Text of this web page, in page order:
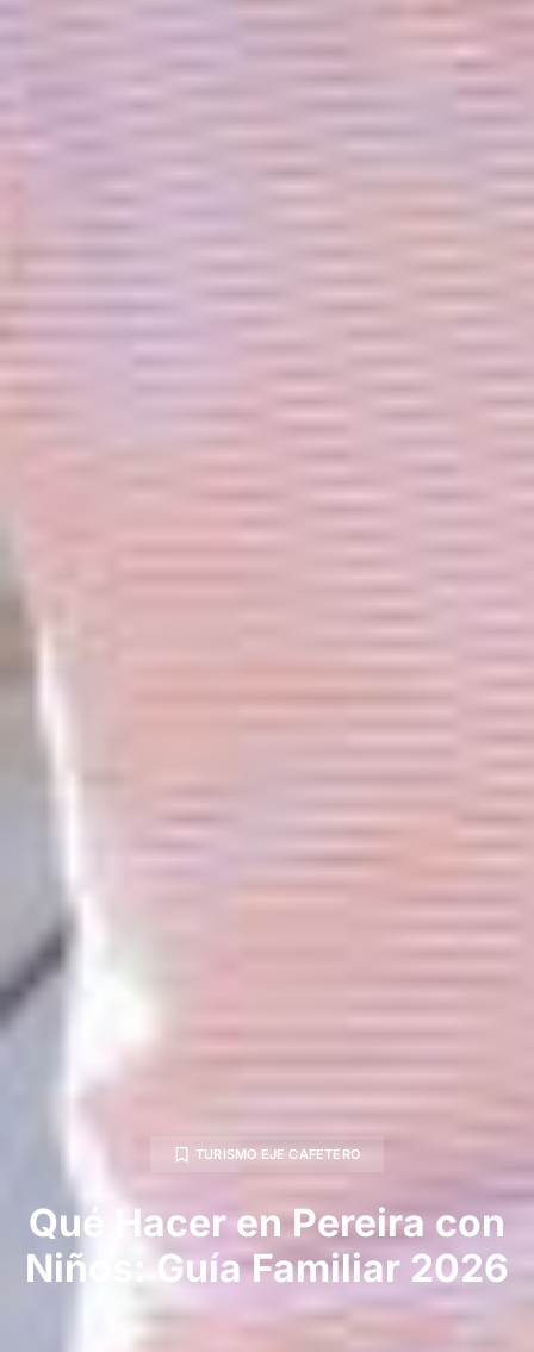
TURISMO EJE CAFETERO
Qué Hacer en Pereira con
Niños: Guía Familiar 2026